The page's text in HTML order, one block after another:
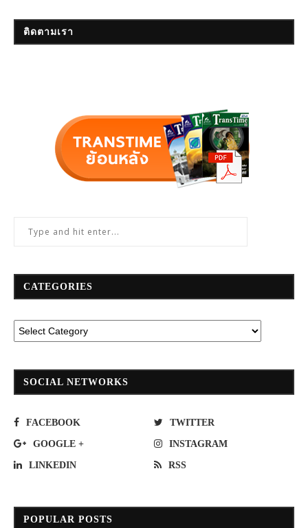
ติดตามเรา
CATEGORIES
SOCIAL NETWORKS
FACEBOOK TWITTER
GOOGLE + INSTAGRAM
LINKEDIN RSS
POPULAR POSTS